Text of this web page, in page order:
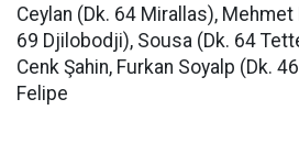
Ceylan (Dk. 64 Mirallas), Mehmet
69 Djilobodji), Sousa (Dk. 64
Cenk Şahin, Furkan Soyalp (Dk.
Felipe